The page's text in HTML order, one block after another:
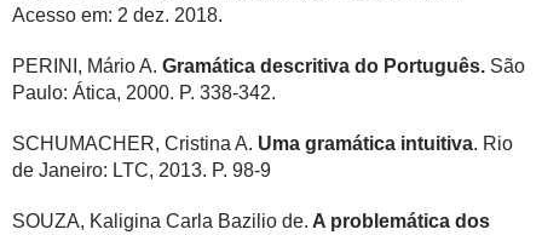
Acesso em: 2 dez. 2018.
PERINI, Mário A. Gramática descritiva do Português. São
Paulo: Ática, 2000. P. 338-342.
SCHUMACHER, Cristina A. Uma gramática intuitiva. Rio
de Janeiro: LTC, 2013. P. 98-9
SOUZA, Kaligina Carla Bazilio de. A problemática dos